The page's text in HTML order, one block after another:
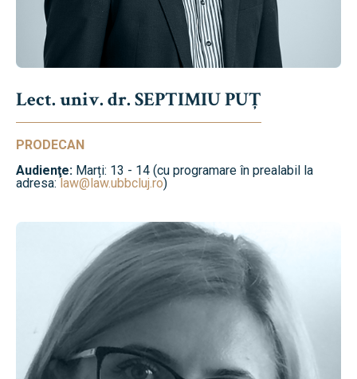
Lect. univ. dr. SEPTIMIU PUȚ
PRODECAN
Audienţe: Marți: 13 - 14 (cu programare în prealabil la
adresa:law@law.ubbcluj.ro)